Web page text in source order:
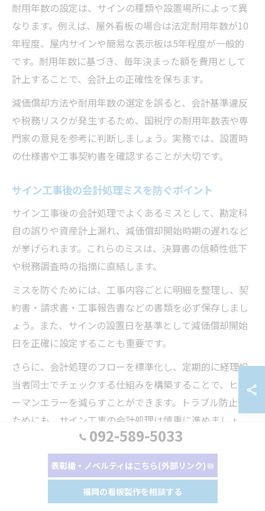
耐用年数の設定は、サインの種類や設置場所によって異
なります。例えば、屋外看板の場合は法定耐用年数が10
年程度、屋内サインや簡易な表示板は5年程度が一般的
です。耐用年数に基づき、毎年決まった額を費用として
計上することで、会計上の正確性を保ちます。
減価償却方法や耐用年数の選定を誤ると、会計基準違反
や税務リスクが発生するため、国税庁の耐用年数表や専
門家の意見を参考に判断しましょう。実務では、設置時
の仕様書や工事契約書を確認することが大切です。
サイン工事後の会計処理ミスを防ぐポイント
サイン工事後の会計処理でよくあるミスとして、勘定科
目の誤りや資産計上漏れ、減価償却開始時期の遅れなど
が挙げられます。これらのミスは、決算書の信頼性低下
や税務調査時の指摘に直結します。
ミスを防ぐためには、工事内容ごとに明細を整理し、契
約書・請求書・工事報告書などの書類を必ず保存しまし
ょう。また、サインの設置日を基準として減価償却開始
日を正確に設定することも重要です。
さらに、会計処理のフローを標準化し、定期的に経理担
当者同士でチェックする仕組みを構築することで、ヒュ
ーマンエラーを減らすことができます。トラブル防止の
ためにも、サイン工事の会計処理は慎重に進めましょ
サイン工事費用の仕訳と実務での注意点
サイン工事費用の仕訳を行う際は、まず資産計上か費用
092-589-5033
表彰楯・ノベルティはこちら(外部リンク)
福岡の看板製作を相談する